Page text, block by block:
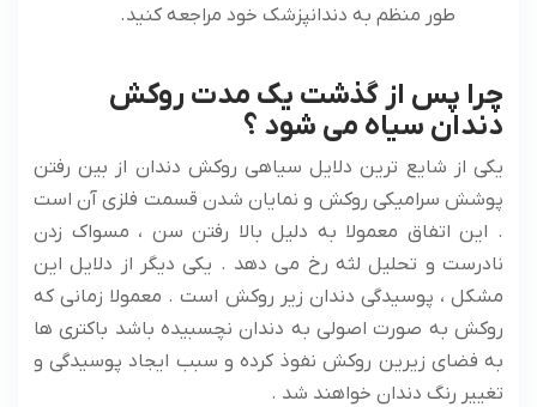
طور منظم به دندانپزشک خود مراجعه کنید.
چرا پس از گذشت یک مدت روکش
دندان سیاه می شود ؟
یکی از شایع ترین دلایل سیاهی روکش دندان از بین رفتن
پوشش سرامیکی روکش و نمایان شدن قسمت فلزی آن است
. این اتفاق معمولا به دلیل بالا رفتن سن ، مسواک زدن
نادرست و تحلیل لثه رخ می دهد . یکی دیگر از دلایل این
مشکل ، پوسیدگی دندان زیر روکش است . معمولا زمانی که
روکش به صورت اصولی به دندان نچسبیده باشد باکتری ها
به فضای زیرین روکش نفوذ کرده و سبب ایجاد پوسیدگی و
تغییر رنگ دندان خواهند شد .